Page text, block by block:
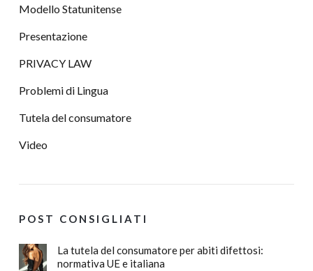
Modello Statunitense
Presentazione
PRIVACY LAW
Problemi di Lingua
Tutela del consumatore
Video
POST CONSIGLIATI
La tutela del consumatore per abiti difettosi:
normativa UE e italiana